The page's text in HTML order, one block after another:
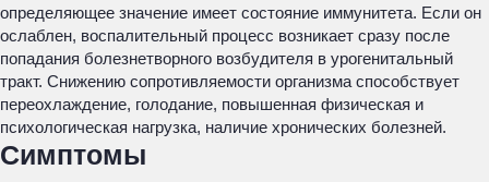
определяющее значение имеет состояние иммунитета. Если он
ослаблен, воспалительный процесс возникает сразу после
попадания болезнетворного возбудителя в урогенитальный
тракт. Снижению сопротивляемости организма способствует
переохлаждение, голодание, повышенная физическая и
психологическая нагрузка, наличие хронических болезней.
Симптомы